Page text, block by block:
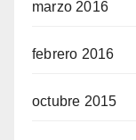
marzo 2016
febrero 2016
octubre 2015